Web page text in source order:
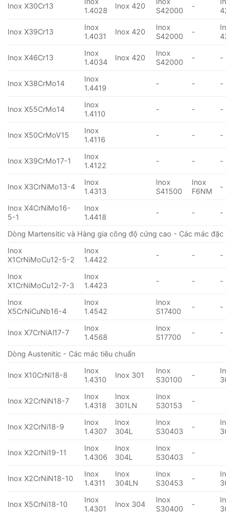
Inox X30Cr13
1.4028
Inox 420
S42000
-
Inox X39Cr13
Inox
1.4031
Inox 420
Inox
S42000
-
Inox X46Cr13
Inox
1.4034
Inox 420
Inox
S42000
- -
Inox X38CrMo14
Inox
1.4419
- - -
Inox X55CrMo14
Inox
1.4110
- - -
Inox X50CrMoV15
Inox
1.4116
- - -
Inox X39CrMo17-1
Inox
1.4122
- - -
Inox X3CrNiMo13-4
Inox
1.4313
Inox
S41500
Inox
F6NM
-
Inox X4CrNiMo16-
5-1
Inox
1.4418
- - -
Dòng Martensitic và Hàng gia công độ cứng cao - Các mác đặc
Inox
X1CrNiMoCu12-5-2
Inox
1.4422
- - -
Inox
X1CrNiMoCu12-7-3
Inox
1.4423
- - -
Inox
X5CrNiCuNb16-4
Inox
1.4542
Inox
S17400
- -
Inox X7CrNiAl17-7
Inox
1.4568
Inox
S17700
- -
Dòng Austenitic - Các mác tiêu chuẩn
Inox X10CrNi18-8
Inox
1.4310
Inox 301
Inox
S30100
-
Inox X2CrNiN18-7
Inox
1.4318
Inox
301LN
Inox
S30153
-
Inox X2CrNi18-9
Inox
1.4307
Inox
304L
Inox
S30403
-
Inox X2CrNi19-11
Inox
1.4306
Inox
304L
Inox
S30403
-
Inox X2CrNiN18-10
Inox
1.4311
Inox
304LN
Inox
S30453
-
Inox X5CrNi18-10
Inox
1.4301
Inox 304
Inox
S30400
-